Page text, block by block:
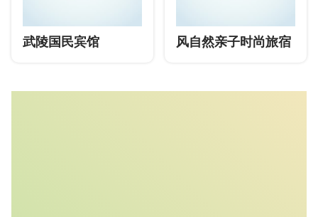
武陵国民宾馆 风自然亲子时尚旅宿